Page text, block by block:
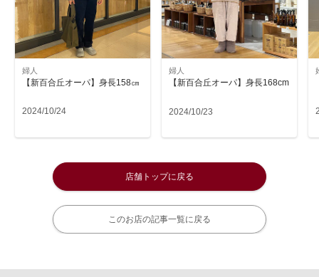
婦人
【新百合丘オーパ】身長158㎝
2024/10/24
婦人
【新百合丘オーパ】身長168cm
2024/10/23
店舗トップに戻る
このお店の記事一覧に戻る